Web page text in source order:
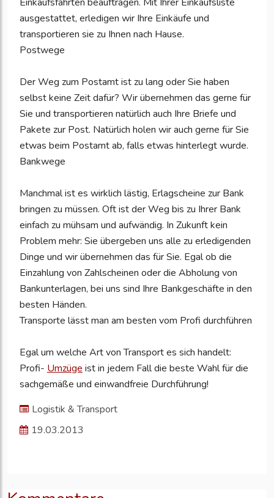
ausgestattet, erledigen wir Ihre Einkäufe und
transportieren sie zu Ihnen nach Hause.
Postwege
Der Weg zum Postamt ist zu lang oder Sie haben
selbst keine Zeit dafür? Wir übernehmen das gerne für
Sie und transportieren natürlich auch Ihre Briefe und
Pakete zur Post. Natürlich holen wir auch gerne für Sie
etwas beim Postamt ab, falls etwas hinterlegt wurde.
Bankwege
Manchmal ist es wirklich lästig, Erlagscheine zur Bank
bringen zu müssen. Oft ist der Weg bis zu Ihrer Bank
einfach zu mühsam und aufwändig. In Zukunft kein
Problem mehr: Sie übergeben uns alle zu erledigenden
Dinge und wir übernehmen das für Sie. Egal ob die
Einzahlung von Zahlscheinen oder die Abholung von
Bankunterlagen, bei uns sind Ihre Bankgeschäfte in den
besten Händen.
Transporte lässt man am besten vom Profi durchführen
Egal um welche Art von Transport es sich handelt:
Profi- Umzüge ist in jedem Fall die beste Wahl für die
sachgemäße und einwandfreie Durchführung!
Logistik & Transport
19.03.2013